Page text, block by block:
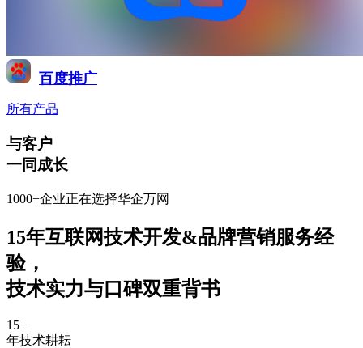
百度推广
所有产品
与客户
一同成长
1000+企业正在选择华企万网
15年互联网技术开发&品牌营销服务经
验，
技术实力与口碑双重背书
15+
年技术耕耘